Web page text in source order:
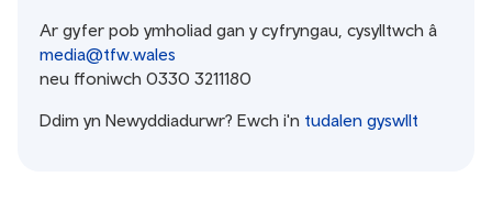
Ar gyfer pob ymholiad gan y cyfryngau, cysylltwch â
media@tfw.wales
neu ffoniwch 0330 3211180
Ddim yn Newyddiadurwr? Ewch i'n tudalen gyswllt